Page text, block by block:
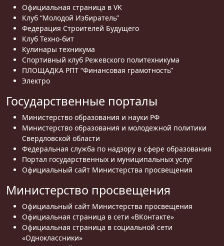
Официальная страница в VK
Клуб “Молодой Избиратель”
Федерация Строителей Будущего
Клуб Техно-бит
Кулинары техникума
Спортивный клуб Режевского политехникума
ПЛОЩАДКА РПТ “Финансовая грамотность”
Электро
Государственные порталы
Министерство образования и науки РФ
Министерство образования и молодежной политики
Свердловской области
Федеральная служба по надзору в сфере образования
Портал государственных и муниципальных услуг
Официальный сайт Министерства просвещения
Министерство просвещения
Официальный сайт Министерства просвещения
Официальная страница в сети «ВКонтакте»
Официальная страница в социальной сети
«Одноклассники»